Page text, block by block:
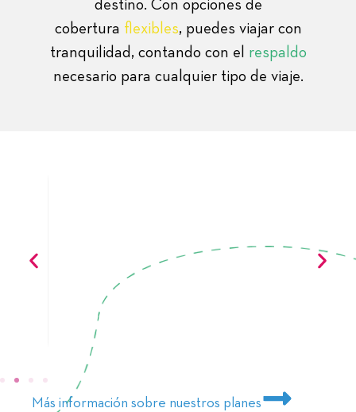
cobertura flexibles, puedes viajar con
tranquilidad, contando con el respaldo
necesario para cualquier tipo de viaje.
Más información sobre nuestros planes